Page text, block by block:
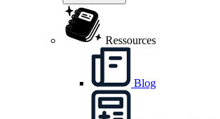
Ressources
Blog